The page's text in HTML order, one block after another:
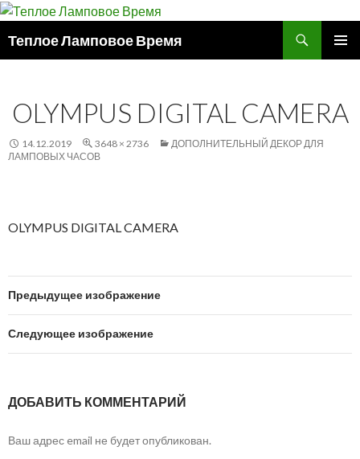
Теплое Ламповое Время
OLYMPUS DIGITAL CAMERA
14.12.2019 3648 × 2736
ДОПОЛНИТЕЛЬНЫЙ ДЕКОР ДЛЯ
ЛАМПОВЫХ ЧАСОВ
OLYMPUS DIGITAL CAMERA
Предыдущее изображение
Следующее изображение
ДОБАВИТЬ КОММЕНТАРИЙ
Ваш адрес email не будет опубликован.